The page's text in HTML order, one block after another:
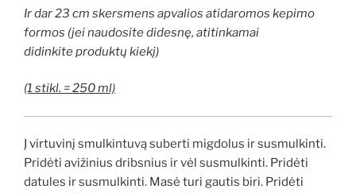
Ir dar 23 cm skersmens apvalios atidaromos kepimo
formos (jei naudosite didesnę, atitinkamai
didinkiteproduktų kiekį)
(1 stikl. = 250 ml)
Į virtuvinį smulkintuvą suberti migdolus ir susmulkinti.
Pridėti avižinius dribsnius ir vėl susmulkinti. Pridėti
datules ir susmulkinti. Masė turi gautis biri. Pridėti